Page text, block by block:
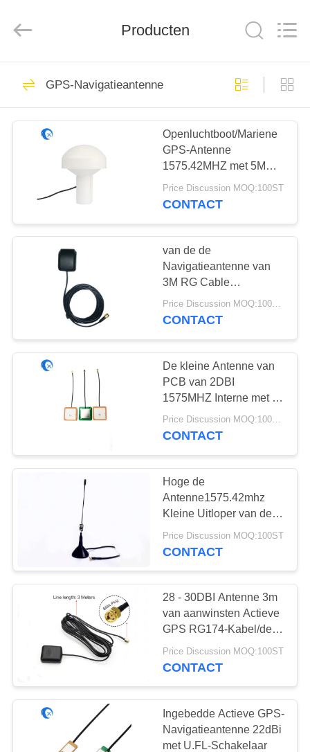
HUIS
PRODUCTEN
ONGEVEER
FABRIEKSREIS
KWALITEITSCONTROLE
CONTACTEER
ONS
NIEUWS
GEVALLEN
VR
SITEMAP
PRIVACY
POLICY
Co.,
Reserved.
De Antenne van
Omniwifi
GSM-GPRS-
antenne
24
GPS-
Navigatieantenne
50
De Antenne van het
glasvezelBasisstation
58
Heliumantenne
Producten
GPS-Navigatieantenne
Openluchtboot/Mariene
GPS-Antenne
1575.42MHZ met 5M
RG 58 Kabel
Price Discussion MOQ:100ST
CONTACT
van de de
Navigatieantenne van
3M RG Cable
1575.42MHz GPS Actief
Frequentietype
Price Discussion MOQ:100pcs
CONTACT
De kleine Antenne van
PCB van 2DBI
1575MHZ Interne met de
Schakelaar van UFL
IPEX
Price Discussion MOQ:100pcs
CONTACT
Hoge de
Antenne1575.42mhz
Kleine Uitloper van de
Aanwinsten5dbi GPS
Navigatie het Opzetten
Price Discussion MOQ:100ST
CONTACT
28 - 30DBI Antenne 3m
van aanwinsten Actieve
GPS RG174-Kabel/de
Mannelijke Schakelaar
van SMA
Price Discussion MOQ:100ST
CONTACT
Ingebedde Actieve GPS-
Navigatieantenne 22dBi
met U.FL-Schakelaar